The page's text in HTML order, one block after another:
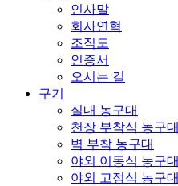
인사말
회사연혁
조직도
인증서
오시는 길
구기
실내 농구대
천장 부착식 농구대
벽 부착 농구대
야외 이동식 농구대
야외 고정식 농구대